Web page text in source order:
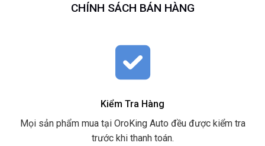
CHÍNH SÁCH BÁN HÀNG
Kiểm Tra Hàng
Mọi sản phẩm mua tại OroKing Auto đều được kiểm tra
trước khi thanh toán.